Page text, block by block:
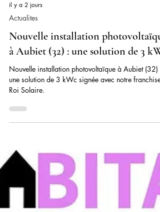
Actualites
Nouvelle installation
à Aubiet (32) : une solution de 3 kWc
Nouvelle installation photovoltaïque à Aubiet (32) :
Roi Solaire.